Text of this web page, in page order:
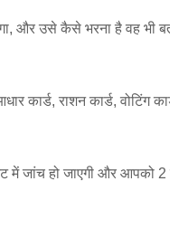
और उसे कैसे भरना है वह भी
कार्ड, राशन कार्ड, वोटिंग
में जांच हो जाएगी और आपको 2